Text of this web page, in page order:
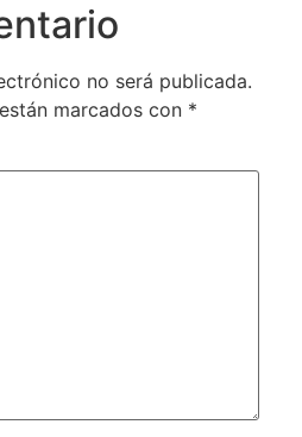
no será publicada.
marcados con *